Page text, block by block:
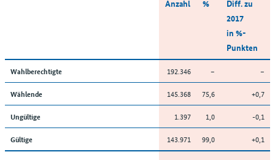
Anzahl %
Diff. zu
2017
in %-
Punkten
Wahlberechtigte 192.346 – –
Wählende 145.368 75,6 +0,7
Ungültige 1.397 1,0 -0,1
Gültige 143.971 99,0 +0,1